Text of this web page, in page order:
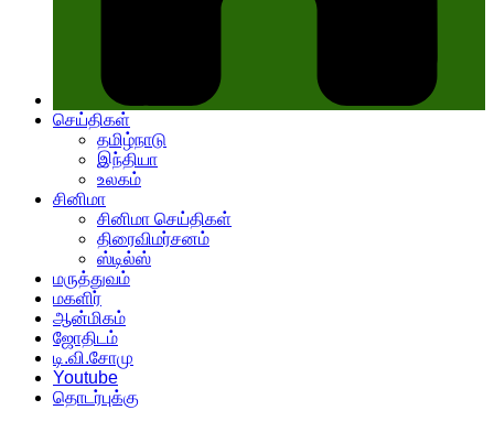
செய்திகள்
தமிழ்நாடு
இந்தியா
உலகம்
சினிமா
சினிமா செய்திகள்
திரைவிமர்சனம்
ஸ்டில்ஸ்
மருத்துவம்
மகளிர்
ஆன்மிகம்
ஜோதிடம்
டி.வி.சோமு
Youtube
தொடர்புக்கு